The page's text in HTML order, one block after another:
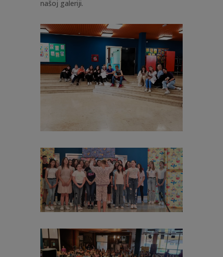
našoj galeriji.